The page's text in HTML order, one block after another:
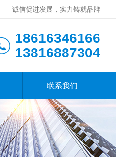
诚信促进发展，实力铸就品牌
18616346166
13816887304
联系我们